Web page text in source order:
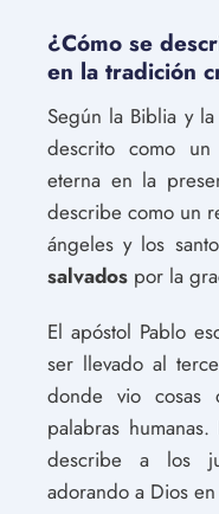
¿Cómo se
en la tradición
Según la Biblia y
descrito como
eterna en la
describe como un
ángeles y los
salvados por la
El apóstol Pablo
ser llevado al
donde vio
palabras
describe a los
adorando a Dios